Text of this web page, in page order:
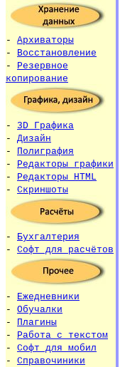
- Архиваторы
- Восстановление
- Резервное
копирование
- 3D Графика
- Дизайн
- Полиграфия
- Редакторы графики
- Редакторы HTML
- Скриншоты
- Бухгалтерия
- Софт для расчётов
- Ежедневники
- Обучалки
- Плагины
- Работа с текстом
- Софт для мобил
- Справочиники